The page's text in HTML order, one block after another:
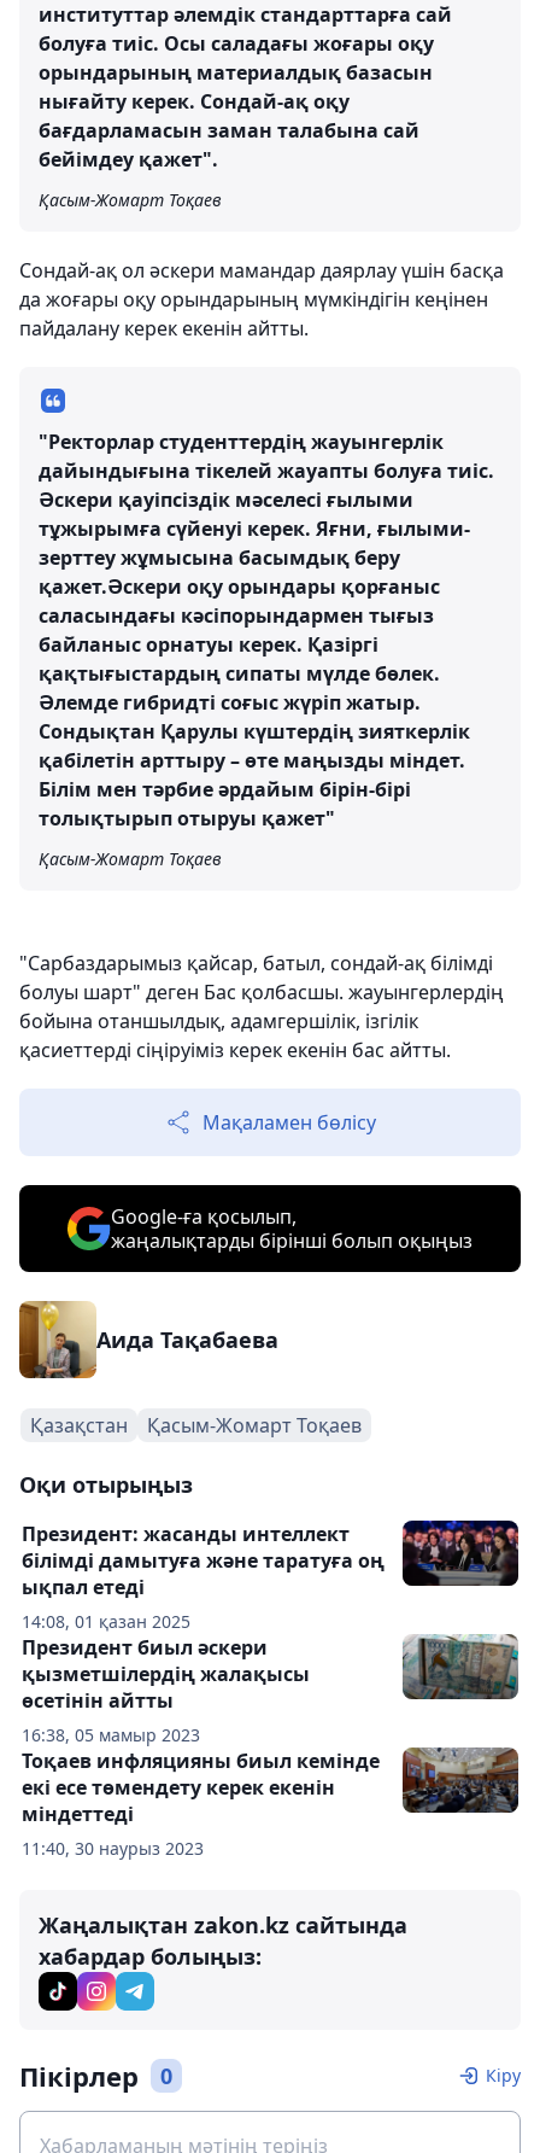
институттар әлемдік стандарттарға сай
болуға тиіс. Осы саладағы жоғары оқу
орындарының материалдық базасын
нығайту керек. Сондай-ақ оқу
бағдарламасын заман талабына сай
бейімдеу қажет".
Қасым-Жомарт Тоқаев
Сондай-ақ ол әскери мамандар даярлау үшін басқа
да жоғары оқу орындарының мүмкіндігін кеңінен
пайдалану керек екенін айтты.
"Ректорлар студенттердің жауынгерлік
дайындығына тікелей жауапты болуға тиіс.
Әскери қауіпсіздік мәселесі ғылыми
тұжырымға сүйенуі керек. Яғни, ғылыми-
зерттеу жұмысына басымдық беру
қажет.Әскери оқу орындары қорғаныс
саласындағы кәсіпорындармен тығыз
байланыс орнатуы керек. Қазіргі
қақтығыстардың сипаты мүлде бөлек.
Әлемде гибридті соғыс жүріп жатыр.
Сондықтан Қарулы күштердің зияткерлік
қабілетін арттыру – өте маңызды міндет.
Білім мен тәрбие әрдайым бірін-бірі
толықтырып отыруы қажет"
Қасым-Жомарт Тоқаев
"Сарбаздарымыз қайсар, батыл, сондай-ақ білімді
болуы шарт" деген Бас қолбасшы. жауынгерлердің
бойына отаншылдық, адамгершілік, ізгілік
қасиеттерді сіңіруіміз керек екенін бас айтты.
Мақаламен бөлісу
Google-ға қосылып,
жаңалықтарды бірінші болып оқыңыз
Аида Тақабаева
Қазақстан Қасым-Жомарт Тоқаев
Оқи отырыңыз
14:08, 01 қазан 2025
Президент: жасанды интеллект
білімді дамытуға және таратуға оң
ықпал етеді
16:38, 05 мамыр 2023
Президент биыл әскери
қызметшілердің жалақысы
өсетінін айтты
11:40, 30 наурыз 2023
Тоқаев инфляцияны биыл кемінде
екі есе төмендету керек екенін
міндеттеді
Жаңалықтан zakon.kz сайтында
хабардар болыңыз:
Пікірлер 0 Кіру